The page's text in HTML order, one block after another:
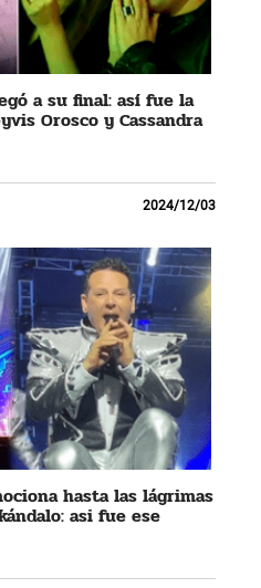
a su final: así fue la
Orosco y Cassandra
2024/12/03
hasta las lágrimas
asi fue ese